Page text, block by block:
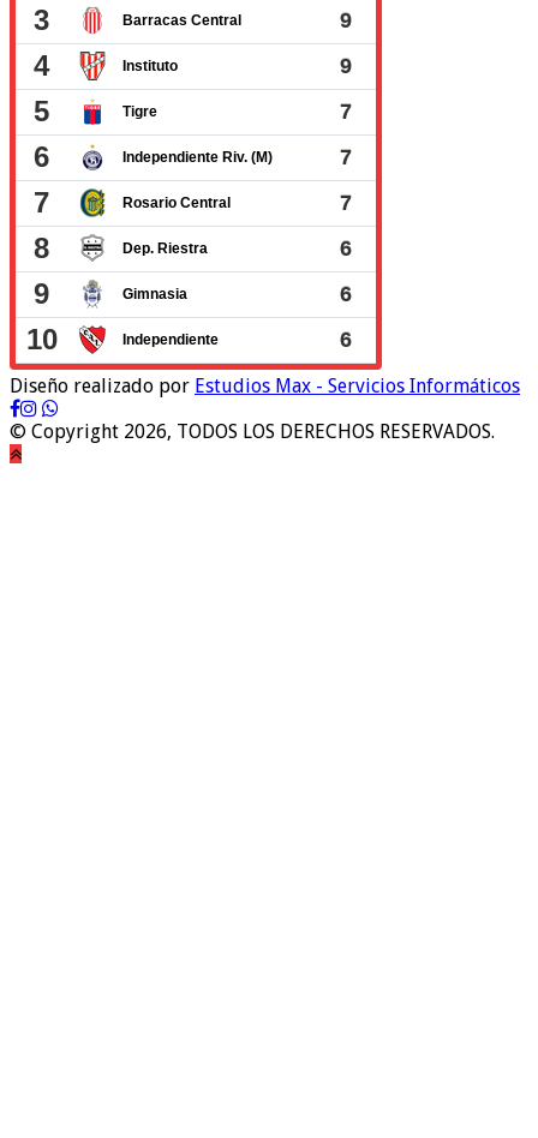
Diseño realizado por Estudios Max - Servicios Informáticos
© Copyright 2026, TODOS LOS DERECHOS RESERVADOS.